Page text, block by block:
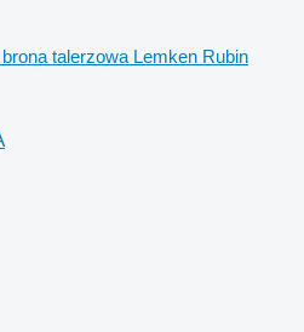
brona talerzowa Lemken Rubin